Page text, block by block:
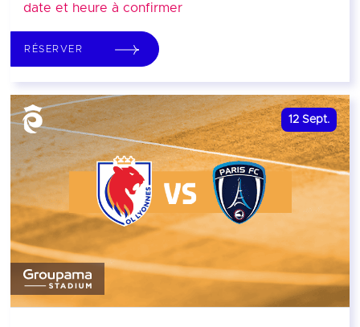
date et heure à confirmer
RÉSERVER
12 Sept.